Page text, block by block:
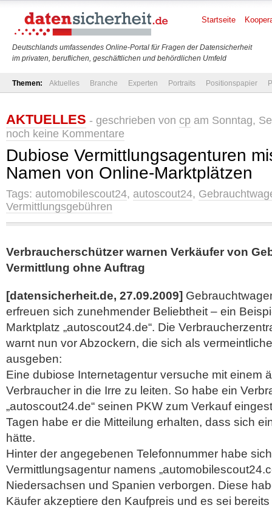
Deutschlands umfassendes Online-Portal für Fragen der Datensicherheit
im privaten, beruflichen, geschäftlichen und behördlichen Umfeld
Startseite
Themen: Aktuelles Branche Experten Portraits Positionspapier
AKTUELLES - geschrieben von cp am Sonntag,
noch keine Kommentare
Dubiose Vermittlungsagenturen
Namen von Online-Marktplätzen
Tags: automobilescout24, autoscout24,
Vermittlungsgebühren
Verbraucherschützer warnen Verkäufer von
Vermittlung ohne Auftrag
[datensicherheit.de, 27.09.2009]
erfreuen sich zunehmender Beliebtheit – ein
Marktplatz „autoscout24.de“. Die
warnt nun vor Abzockern, die sich als
ausgeben:
Eine dubiose Internetagentur versuche mit einem
Verbraucher in die Irre zu leiten. So habe ein
„autoscout24.de“ seinen PKW zum Verkauf
Tagen habe er die Mitteilung erhalten, dass sich
hätte.
Hinter der angegebenen Telefonnummer habe
Vermittlungsagentur namens
Niedersachsen und Spanien verborgen. Diese
Käufer akzeptiere den Kaufpreis und es sei